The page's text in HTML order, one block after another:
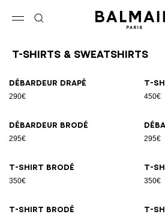
T-Shirts & Sweatshirts
Débardeur drapé
290€
T-
450€
Débardeur brodé
295€ 295€
T-shirt brodé
350€
T-
350€
T-shirt brodé T-